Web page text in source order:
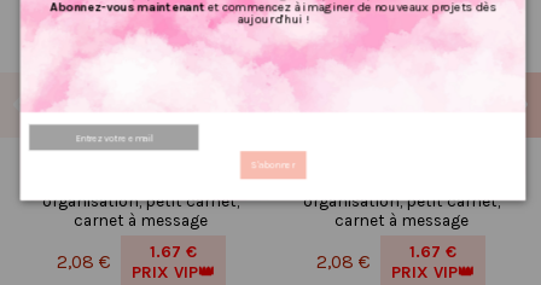
organisation, petit carnet,
carnet à message
2,08 €
1.67 €
PRIX VIP👑
organisation, petit carnet,
carnet à message
2,08 €
1.67 €
PRIX VIP👑
Abonnez-vous maintenantet commencez à imaginer de nouveaux projets dès
aujourd'hui !
S'abonner